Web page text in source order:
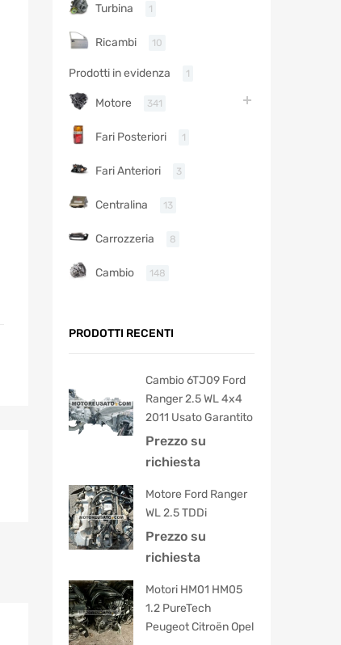
Turbina 1
Ricambi 10
Prodotti in evidenza 1
Motore 341
Fari Posteriori 1
Fari Anteriori 3
Centralina 13
Carrozzeria 8
Cambio 148
PRODOTTI RECENTI
Cambio 6TJ09 Ford
Ranger 2.5 WL 4x4
2011 Usato Garantito
Prezzo su
richiesta
Motore Ford Ranger
WL 2.5 TDDi
Prezzo su
richiesta
Motori HM01 HM05
1.2 PureTech
Peugeot Citroën Opel